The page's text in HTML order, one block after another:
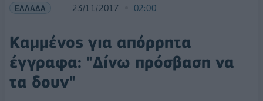
ΕΛΛΑΔΑ 23/11/2017 02:00
Καμμένος για απόρρητα
έγγραφα: "Δίνω πρόσβαση να
τα δουν"